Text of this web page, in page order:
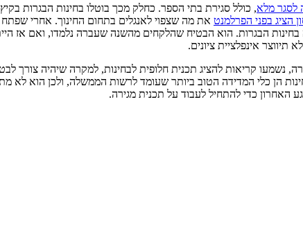
לסגר מלא, כולל סגירת בתי הספר. כחלק מכך בוטלו בחינות הבגרות בקיץ,
הציג בפני הפרלמנט את מה שצפוי לאנגלים בתחום החינוך. אחרי
הבגרות. הוא הבטיח שהלקחים מהשנה שעברה נלמדו, ואם אז
אינפלציית ציונים.
הן כלי המדידה הטוב ביותר שעומד לרשות הממשלה, ולכן הוא לא
כדי להתחיל לעבוד על תכנית מגירה.